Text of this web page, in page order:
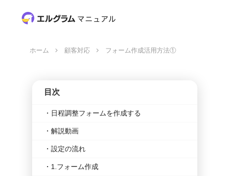
ホーム 顧客対応 フォーム作成活用方法①
目次
日程調整フォームを作成する
解説動画
設定の流れ
1.フォーム作成